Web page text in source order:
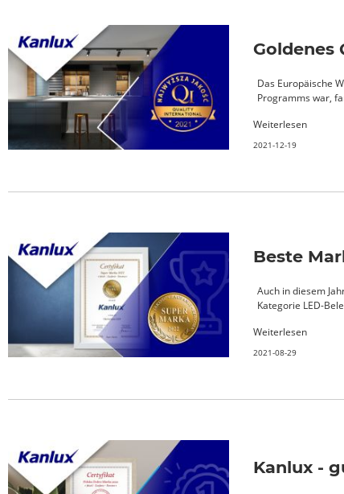
Goldenes
Das Europäische
Programms war,
Weiterlesen
2021-12-19
Beste
Auch in diesem
Kategorie LED-
Weiterlesen
2021-08-29
Kanlux -